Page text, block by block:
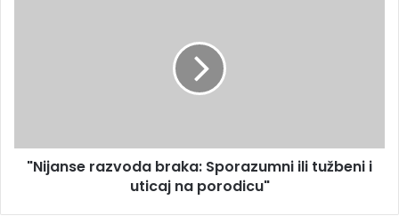
"Nijanse razvoda braka: Sporazumni ili tužbeni i
uticaj na porodicu"